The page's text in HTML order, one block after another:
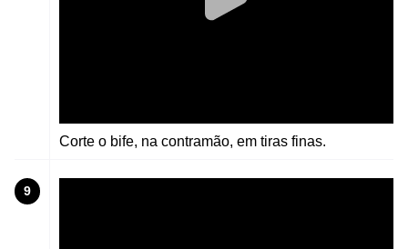
Corte o bife, na contramão, em tiras finas.
9